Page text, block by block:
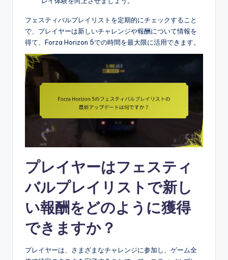
フェスティバルプレイリストを定期的にチェックすること
で、プレイヤーは新しいチャレンジや報酬について情報を
得て、Forza Horizon 5での時間を最大限に活用できます。
プレイヤーはフェスティ
バルプレイリストで新し
い報酬をどのように獲得
できますか？
プレイヤーは、さまざまなチャレンジに参加し、ゲーム全